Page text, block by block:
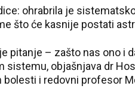
ohrabrila je
što će kasnije postati
pitanje – zašto nas ono i
objašnjava dr
i redovni profesor